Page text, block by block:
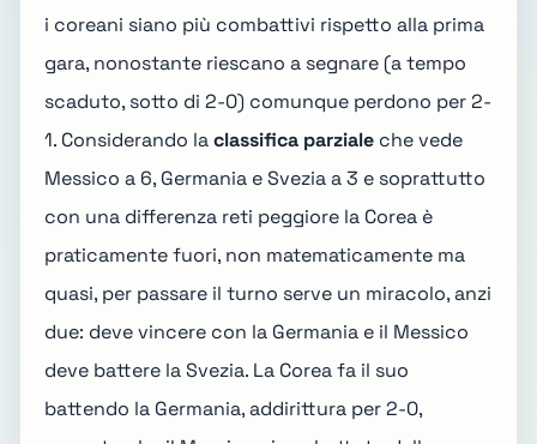
i coreani siano più combattivi rispetto alla prima
gara, nonostante riescano a segnare (a tempo
scaduto, sotto di 2-0) comunque perdono per 2-
1. Considerando laclassifica parziale che vede
Messico a 6, Germania e Svezia a 3 e soprattutto
con una differenza reti peggiore la Corea è
praticamente fuori, non matematicamente ma
quasi, per passare il turno serve un miracolo, anzi
due: deve vincere con la Germania e il Messico
deve battere la Svezia. La Corea fa il suo
battendo la Germania, addirittura per 2-0,